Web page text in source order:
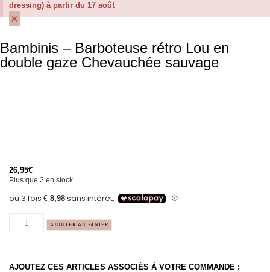
dressing) à partir du 17 août
×
Bambinis – Barboteuse rétro Lou en
double gaze Chevauchée sauvage
26,95€
Plus que 2 en stock
AJOUTER AU PANIER
AJOUTEZ CES ARTICLES ASSOCIÉS À VOTRE COMMANDE :